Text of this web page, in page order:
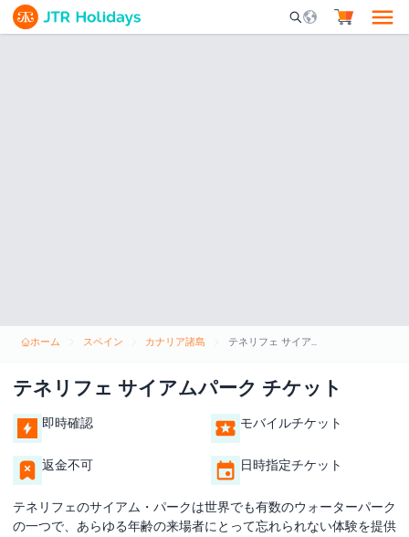
Mobile Search
ホーム スペイン カナリア諸島 テネリフェ サイアムパーク チケット
テネリフェ サイアムパーク チケット
即時確認 モバイルチケット
返金不可 日時指定チケット
テネリフェのサイアム・パークは世界でも有数のウォーターパーク
の一つで、あらゆる年齢の来場者にとって忘れられない体験を提供